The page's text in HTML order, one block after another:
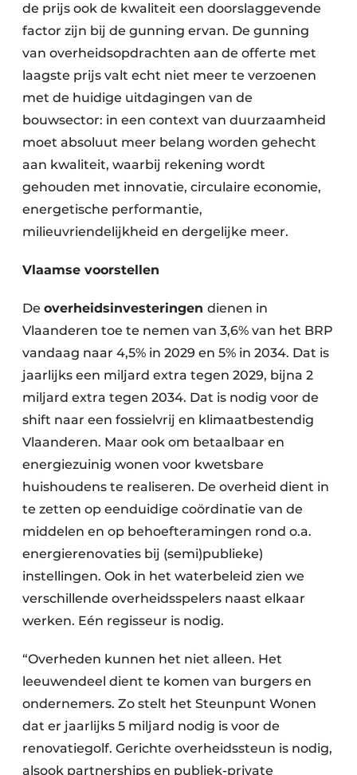
de prijs ook de kwaliteit een doorslaggevende
factor zijn bij de gunning ervan. De gunning
van overheidsopdrachten aan de offerte met
laagste prijs valt echt niet meer te verzoenen
met de huidige uitdagingen van de
bouwsector: in een context van duurzaamheid
moet absoluut meer belang worden gehecht
aan kwaliteit, waarbij rekening wordt
gehouden met innovatie, circulaire economie,
energetische performantie,
milieuvriendelijkheid en dergelijke meer.
Vlaamse voorstellen
De overheidsinvesteringen dienen in
Vlaanderen toe te nemen van 3,6% van het BRP
vandaag naar 4,5% in 2029 en 5% in 2034. Dat is
jaarlijks een miljard extra tegen 2029, bijna 2
miljard extra tegen 2034. Dat is nodig voor de
shift naar een fossielvrij en klimaatbestendig
Vlaanderen. Maar ook om betaalbaar en
energiezuinig wonen voor kwetsbare
huishoudens te realiseren. De overheid dient in
te zetten op eenduidige coördinatie van de
middelen en op behoefteramingen rond o.a.
energierenovaties bij (semi)publieke)
instellingen. Ook in het waterbeleid zien we
verschillende overheidsspelers naast elkaar
werken. Eén regisseur is nodig.
“Overheden kunnen het niet alleen. Het
leeuwendeel dient te komen van burgers en
ondernemers. Zo stelt het Steunpunt Wonen
dat er jaarlijks 5 miljard nodig is voor de
renovatiegolf. Gerichte overheidssteun is nodig,
alsook partnerships en publiek-private